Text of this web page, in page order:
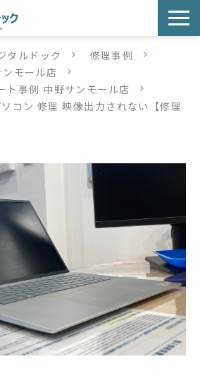
タルドック
修理事例
ンモール店
ト事例 中野サンモール店
コン 修理 映像出力されない【修理